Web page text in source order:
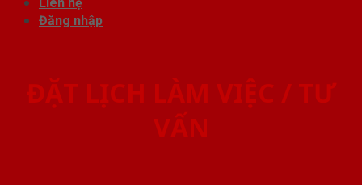
Đăng nhập
ĐẶT LỊCH LÀM VIỆC / TƯ
VẤN